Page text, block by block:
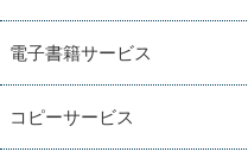
電子書籍サービス
コピーサービス